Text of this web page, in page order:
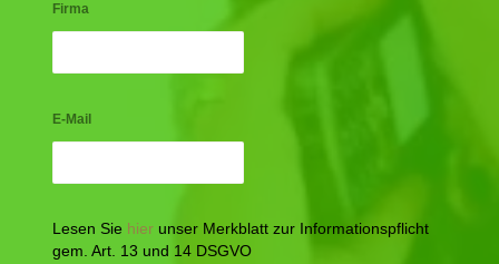
Firma
E-Mail
Lesen Sie hier unser Merkblatt zur Informationspflicht
gem. Art. 13 und 14 DSGVO